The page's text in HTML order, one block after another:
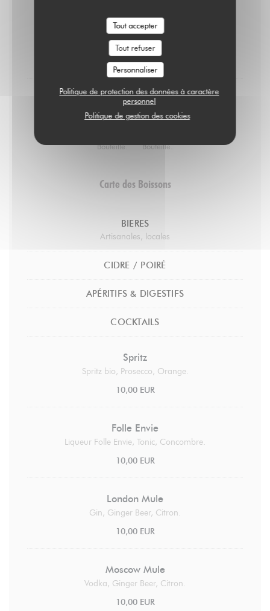
Tout accepter
Tout refuser
Personnaliser
Politique de protection des données à caractère
personnel
Politique de gestion des cookies
Pinot noir / Biodynamie / Nature
29,00 EUR
Bouteille.
58,00 EUR
Bouteille.
Fleury / Rosé de Saignée brut
Pinot noir / Biodynamie / Nature
Bouteille. Bouteille.
Carte des Boissons
BIERES
Artisanales, locales
CIDRE / POIRÉ
APÉRITIFS & DIGESTIFS
COCKTAILS
Spritz
Spritz bio, Prosecco, Orange.
10,00 EUR
Folle Envie
Liqueur Folle Envie, Tonic, Concombre.
10,00 EUR
London Mule
Gin, Ginger Beer, Citron.
10,00 EUR
Moscow Mule
Vodka, Ginger Beer, Citron.
10,00 EUR